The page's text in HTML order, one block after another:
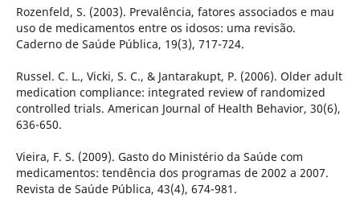
Rozenfeld, S. (2003). Prevalência, fatores associados e mau
uso de medicamentos entre os idosos: uma revisão.
Caderno de Saúde Pública, 19(3), 717-724.
Russel. C. L., Vicki, S. C., & Jantarakupt, P. (2006). Older adult
medication compliance: integrated review of randomized
controlled trials. American Journal of Health Behavior, 30(6),
636-650.
Vieira, F. S. (2009). Gasto do Ministério da Saúde com
medicamentos: tendência dos programas de 2002 a 2007.
Revista de Saúde Pública, 43(4), 674-981.